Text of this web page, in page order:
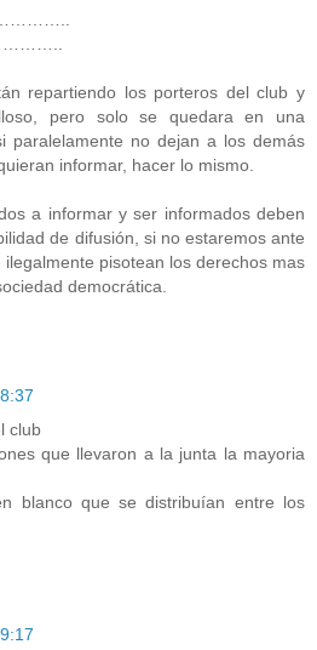
repartiendo los porteros del club y
pero solo se quedara en una
paralelamente no dejan a los demás
informar, hacer lo mismo.
a informar y ser informados deben
de difusión, si no estaremos ante
pisotean los derechos mas
democrática.
club
que llevaron a la junta la mayoria
blanco que se distribuían entre los